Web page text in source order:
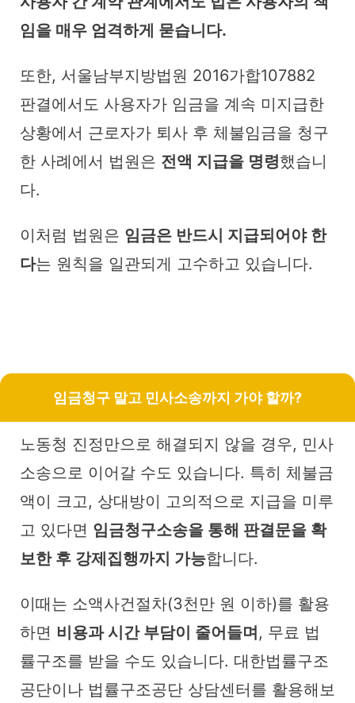
임을 매우 엄격하게 묻습니다.
또한, 서울남부지방법원 2016가합107882
판결에서도 사용자가 임금을 계속 미지급한
상황에서 근로자가 퇴사 후 체불임금을 청구
한 사례에서 법원은 전액 지급을 명령했습니
다.
이처럼 법원은 임금은 반드시 지급되어야 한
다는 원칙을 일관되게 고수하고 있습니다.
임금청구 말고 민사소송까지 가야 할까?
노동청 진정만으로 해결되지 않을 경우, 민사
소송으로 이어갈 수도 있습니다. 특히 체불금
액이 크고, 상대방이 고의적으로 지급을 미루
고 있다면 임금청구소송을 통해 판결문을 확
보한 후 강제집행까지 가능합니다.
이때는 소액사건절차(3천만 원 이하)를 활용
하면 비용과 시간 부담이 줄어들며, 무료 법
률구조를 받을 수도 있습니다. 대한법률구조
공단이나 법률구조공단 상담센터를 활용해보